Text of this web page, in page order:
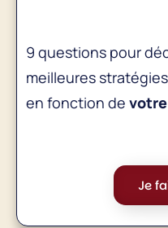
9 questions pour
meilleures
en fonction de
Je